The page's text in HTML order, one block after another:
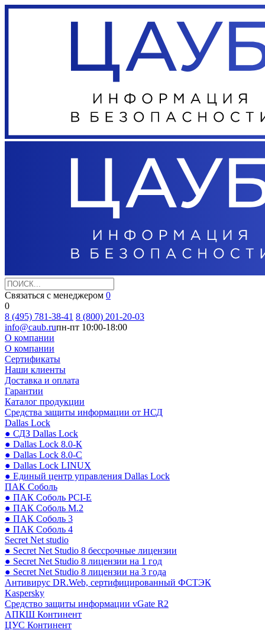
Связаться с менеджером 0
0
8 (495) 781-38-41 8 (800) 201-20-03
info@caub.ruпн-пт 10:00-18:00
О компании
О компании
Сертификаты
Наши клиенты
Доставка и оплата
Гарантии
Каталог продукции
Средства защиты информации от НСД
Dallas Lock
● СДЗ Dallas Lock
● Dallas Lock 8.0-К
● Dallas Lock 8.0-С
● Dallas Lock LINUX
● Единый центр управления Dallas Lock
ПАК Соболь
● ПАК Соболь PCI-E
● ПАК Соболь М.2
● ПАК Соболь 3
● ПАК Соболь 4
Secret Net studio
● Secret Net Studio 8 бессрочные лицензии
● Secret Net Studio 8 лицензии на 1 год
● Secret Net Studio 8 лицензии на 3 года
Антивирус DR.Web, сертифицированный ФСТЭК
Kaspersky
Средство защиты информации vGate R2
АПКШ Континент
ЦУС Континент